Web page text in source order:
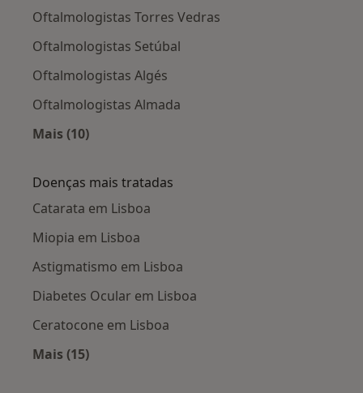
Oftalmologistas Torres Vedras
Oftalmologistas Setúbal
Oftalmologistas Algés
Oftalmologistas Almada
Mais (10)
Doenças mais tratadas
Catarata em Lisboa
Miopia em Lisboa
Astigmatismo em Lisboa
Diabetes Ocular em Lisboa
Ceratocone em Lisboa
Mais (15)